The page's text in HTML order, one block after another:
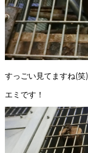
すっごい見てますね(笑)
エミです！